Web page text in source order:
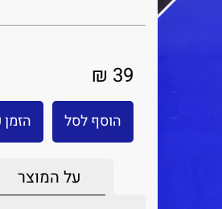
39 ₪
הוסף לסל
על המוצר